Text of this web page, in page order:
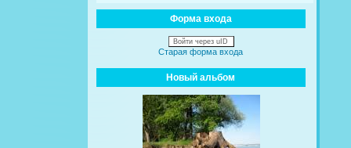
Форма входа
Войти через uID
Старая форма входа
Новый альбом